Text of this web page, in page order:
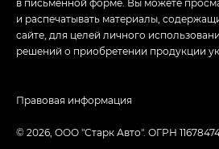
и распечатывать материалы,
сайте, для целей личного
решений о приобретении продукции
© 2026, ООО "Старк Авто". ОГРН
Правовая информация